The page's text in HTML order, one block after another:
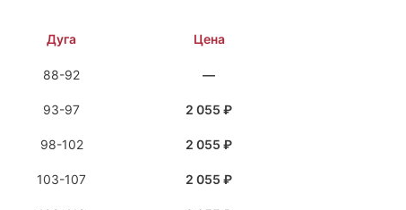
Дуга Цена
88-92 —
93-97 2 055 ₽
98-102 2 055 ₽
103-107 2 055 ₽